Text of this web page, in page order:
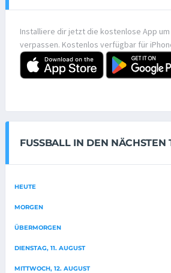
Installiere dir jetzt die kostenlose App um
verpassen. Kostenlos verfügbar für
FUSSBALL IN DEN NÄCHSTEN
HEUTE
MORGEN
ÜBERMORGEN
DIENSTAG, 11. AUGUST
MITTWOCH, 12. AUGUST